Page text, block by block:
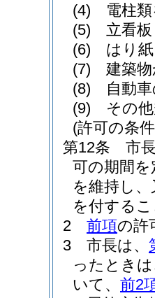
(4)
電柱
(5)
立看板
(6)
はり
(7)
建築
(8)
自動
(9)
その
(許可の条
第12条
市
可の期間
を維持し
を付する
2
前項の許
3
市長は、
ったとき
いて、 前2